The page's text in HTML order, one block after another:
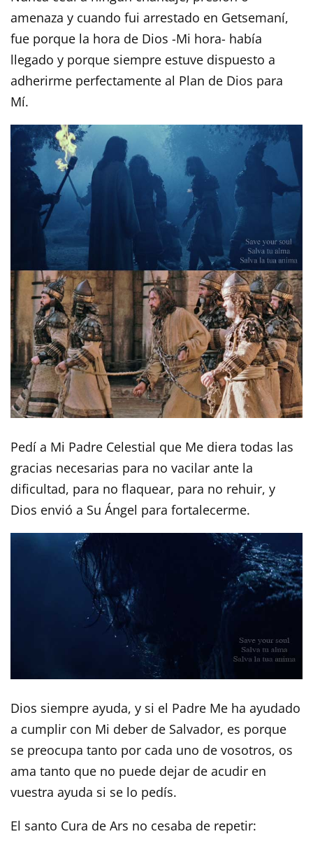
amenaza y cuando fui arrestado en Getsemaní,
fue porque la hora de Dios -Mi hora- había
llegado y porque siempre estuve dispuesto a
adherirme perfectamente al Plan de Dios para
Mí.
Pedí a Mi Padre Celestial que Me diera todas las
gracias necesarias para no vacilar ante la
dificultad, para no flaquear, para no rehuir, y
Dios envió a Su Ángel para fortalecerme.
Dios siempre ayuda, y si el Padre Me ha ayudado
a cumplir con Mi deber de Salvador, es porque
se preocupa tanto por cada uno de vosotros, os
ama tanto que no puede dejar de acudir en
vuestra ayuda si se lo pedís.
El santo Cura de Ars no cesaba de repetir: